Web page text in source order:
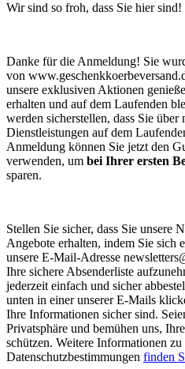
Geburtstag Jubiläum
Danke Einfach so
Spirituosen
Leichter Alkohol
Wir sind so froh, dass Sie hier sind!
Danke für die Anmeldung! Sie
von
unsere exklusiven Aktionen
erhalten und auf dem Laufenden
werden sicherstellen, dass Sie
Dienstleistungen auf dem
Anmeldung können Sie jetzt den
verwenden, um bei Ihrer ersten
sparen.
Stellen Sie sicher, dass Sie unsere
Angebote erhalten, indem Sie sich
unsere E-Mail-Adresse
Ihre sichere Absenderliste
jederzeit einfach und sicher
unten in einer unserer E-Mails
Ihre Informationen sicher sind.
Privatsphäre und bemühen uns,
schützen. Weitere Informationen zu
Datenschutzbestimmungen finden